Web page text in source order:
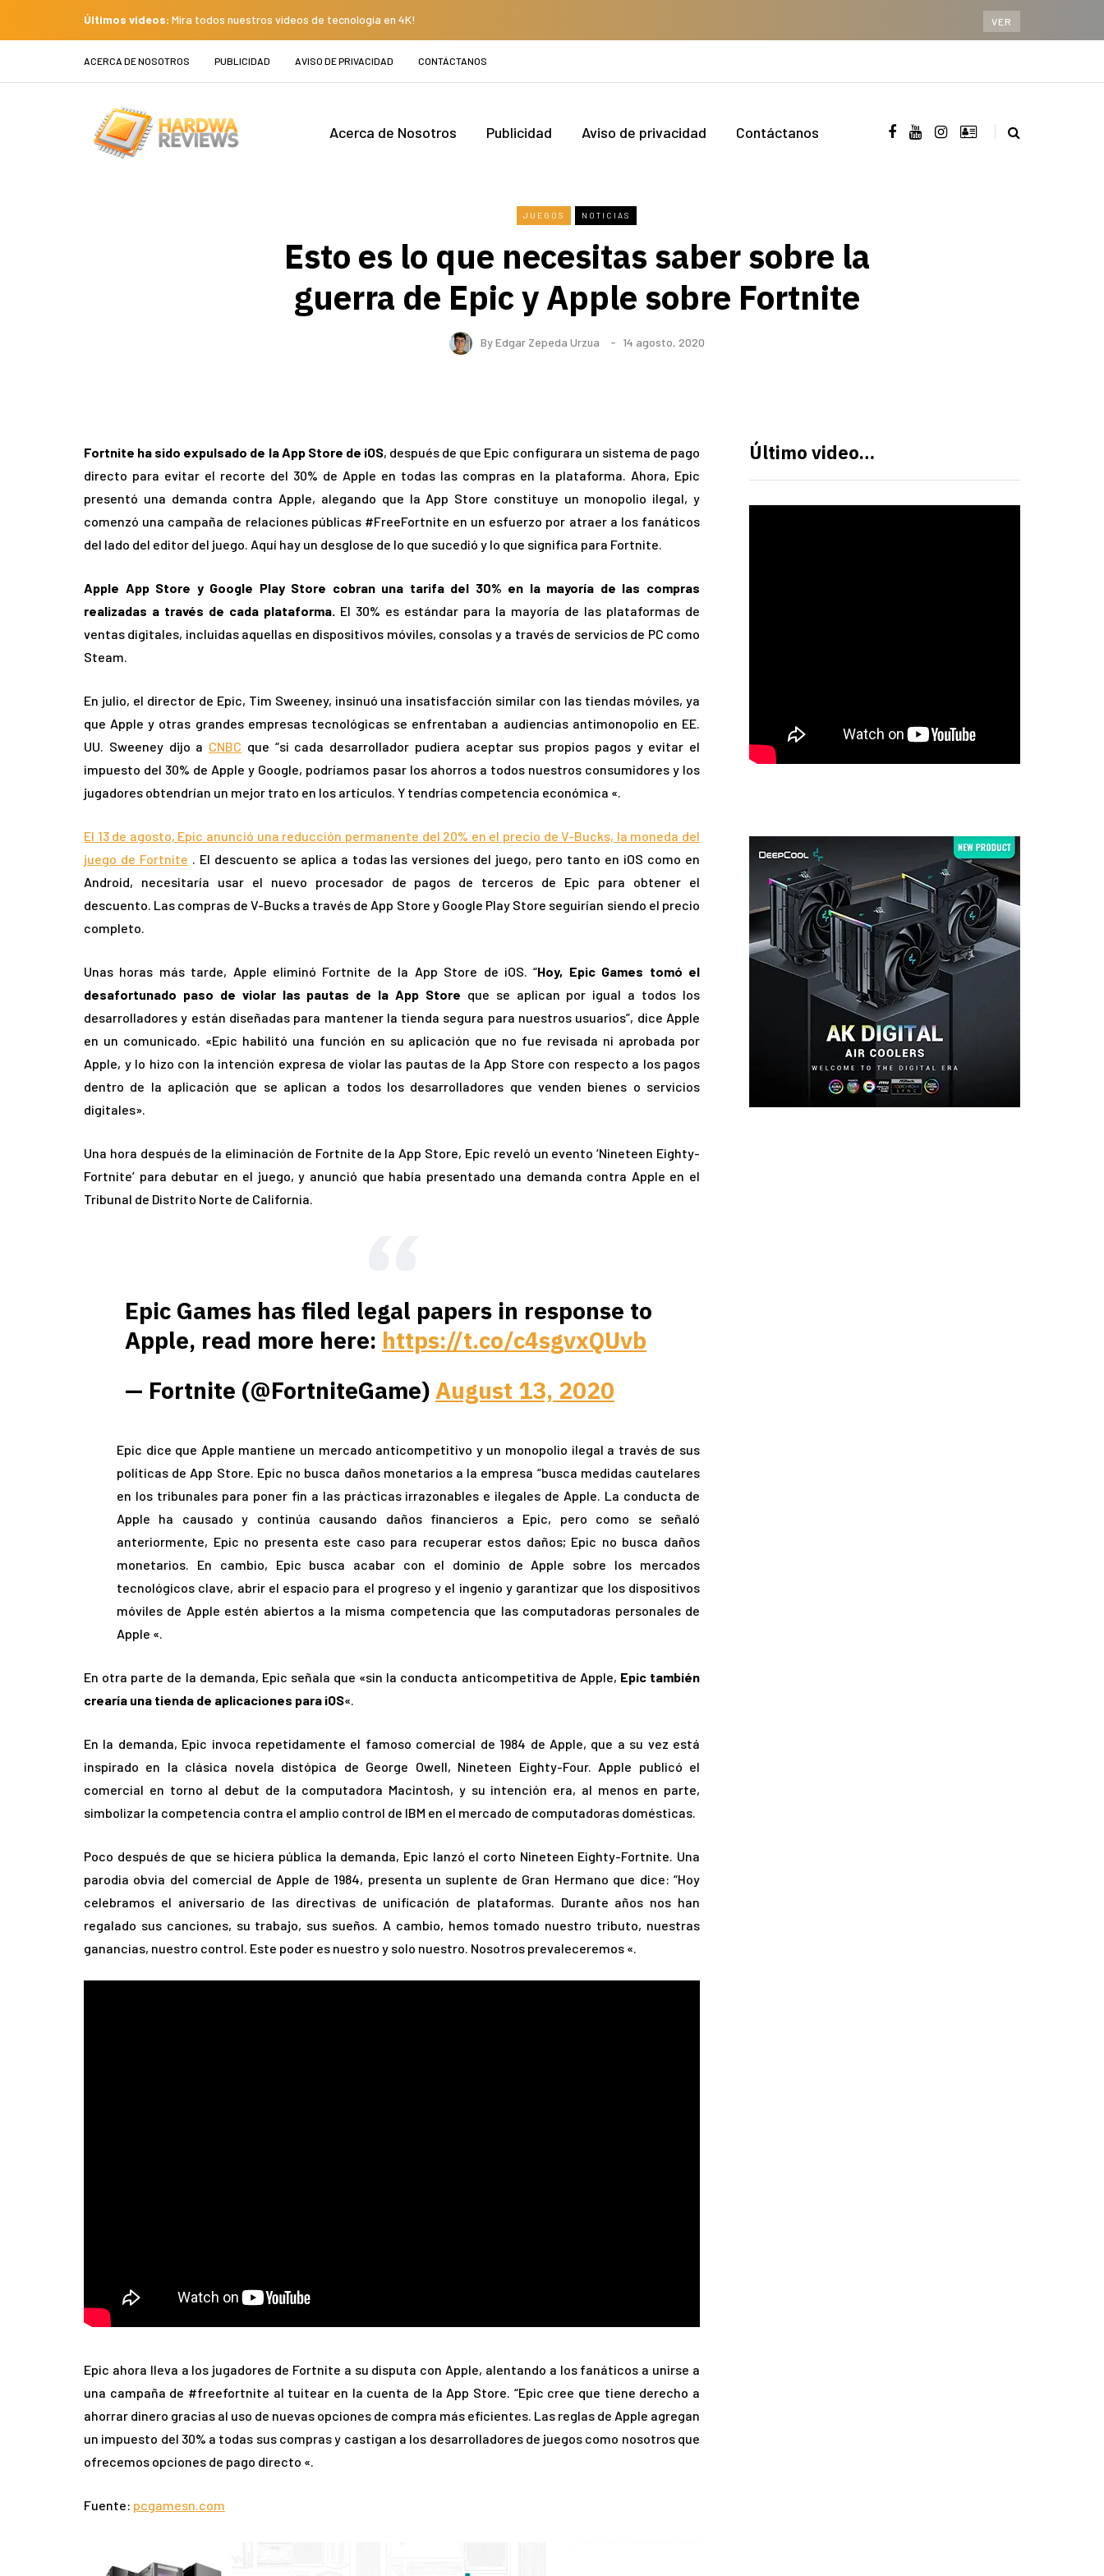
Últimos videos: Mira todos nuestros videos de tecnología en 4K! VER
ACERCA DE NOSOTROS PUBLICIDAD AVISO DE PRIVACIDAD CONTÁCTANOS
Acerca de Nosotros Publicidad Aviso de privacidad Contáctanos
JUEGOS NOTICIAS
Esto es lo que necesitas saber sobre la
guerra de Epic y Apple sobre Fortnite
ByEdgar Zepeda Urzua 14 agosto, 2020
Fortnite ha sido expulsado de la App Store de iOS, después de que Epic configurara un sistema de pago
directo para evitar el recorte del 30% de Apple en todas las compras en la plataforma. Ahora, Epic
presentó una demanda contra Apple, alegando que la App Store constituye un monopolio ilegal, y
comenzó una campaña de relaciones públicas #FreeFortnite en un esfuerzo por atraer a los fanáticos
del lado del editor del juego. Aquí hay un desglose de lo que sucedió y lo que significa para Fortnite.
Apple App Store y Google Play Store cobran una tarifa del 30% en la mayoría de las compras
realizadas a través de cada plataforma. El 30% es estándar para la mayoría de las plataformas de
ventas digitales, incluidas aquellas en dispositivos móviles, consolas y a través de servicios de PC como
Steam.
En julio, el director de Epic, Tim Sweeney, insinuó una insatisfacción similar con las tiendas móviles, ya
que Apple y otras grandes empresas tecnológicas se enfrentaban a audiencias antimonopolio en EE.
UU. Sweeney dijo a CNBC que “si cada desarrollador pudiera aceptar sus propios pagos y evitar el
impuesto del 30% de Apple y Google, podríamos pasar los ahorros a todos nuestros consumidores y los
jugadores obtendrían un mejor trato en los artículos. Y tendrías competencia económica «.
El 13 de agosto, Epic anunció una reducción permanente del 20% en el precio de V-Bucks, la moneda del
juego de Fortnite . El descuento se aplica a todas las versiones del juego, pero tanto en iOS como en
Android, necesitaría usar el nuevo procesador de pagos de terceros de Epic para obtener el
descuento. Las compras de V-Bucks a través de App Store y Google Play Store seguirían siendo el precio
completo.
Unas horas más tarde, Apple eliminó Fortnite de la App Store de iOS. “Hoy, Epic Games tomó el
desafortunado paso de violar las pautas de la App Store que se aplican por igual a todos los
desarrolladores y están diseñadas para mantener la tienda segura para nuestros usuarios”, dice Apple
en un comunicado. «Epic habilitó una función en su aplicación que no fue revisada ni aprobada por
Apple, y lo hizo con la intención expresa de violar las pautas de la App Store con respecto a los pagos
dentro de la aplicación que se aplican a todos los desarrolladores que venden bienes o servicios
digitales».
Una hora después de la eliminación de Fortnite de la App Store, Epic reveló un evento ‘Nineteen Eighty-
Fortnite’ para debutar en el juego, y anunció que había presentado una demanda contra Apple en el
Tribunal de Distrito Norte de California.
Epic Games has filed legal papers in response to
Apple, read more here: https://t.co/c4sgvxQUvb
— Fortnite (@FortniteGame)August 13, 2020
Epic dice que Apple mantiene un mercado anticompetitivo y un monopolio ilegal a través de sus
políticas de App Store. Epic no busca daños monetarios a la empresa “busca medidas cautelares
en los tribunales para poner fin a las prácticas irrazonables e ilegales de Apple. La conducta de
Apple ha causado y continúa causando daños financieros a Epic, pero como se señaló
anteriormente, Epic no presenta este caso para recuperar estos daños; Epic no busca daños
monetarios. En cambio, Epic busca acabar con el dominio de Apple sobre los mercados
tecnológicos clave, abrir el espacio para el progreso y el ingenio y garantizar que los dispositivos
móviles de Apple estén abiertos a la misma competencia que las computadoras personales de
Apple «.
En otra parte de la demanda, Epic señala que «sin la conducta anticompetitiva de Apple, Epic también
crearía una tienda de aplicaciones para iOS«.
En la demanda, Epic invoca repetidamente el famoso comercial de 1984 de Apple, que a su vez está
inspirado en la clásica novela distópica de George Owell, Nineteen Eighty-Four. Apple publicó el
comercial en torno al debut de la computadora Macintosh, y su intención era, al menos en parte,
simbolizar la competencia contra el amplio control de IBM en el mercado de computadoras domésticas.
Poco después de que se hiciera pública la demanda, Epic lanzó el corto Nineteen Eighty-Fortnite. Una
parodia obvia del comercial de Apple de 1984, presenta un suplente de Gran Hermano que dice: “Hoy
celebramos el aniversario de las directivas de unificación de plataformas. Durante años nos han
regalado sus canciones, su trabajo, sus sueños. A cambio, hemos tomado nuestro tributo, nuestras
ganancias, nuestro control. Este poder es nuestro y solo nuestro. Nosotros prevaleceremos «.
Epic ahora lleva a los jugadores de Fortnite a su disputa con Apple, alentando a los fanáticos a unirse a
una campaña de #freefortnite al tuitear en la cuenta de la App Store. “Epic cree que tiene derecho a
ahorrar dinero gracias al uso de nuevas opciones de compra más eficientes. Las reglas de Apple agregan
un impuesto del 30% a todas sus compras y castigan a los desarrolladores de juegos como nosotros que
ofrecemos opciones de pago directo «.
Fuente: pcgamesn.com
Último video…